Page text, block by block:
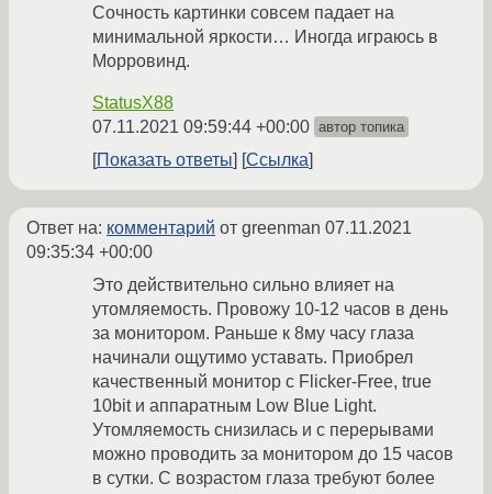
Сочность картинки совсем падает на
минимальной яркости… Иногда играюсь в
Морровинд.
StatusX88
07.11.2021 09:59:44 +00:00 автор топика
Показать ответы Ссылка
Ответ на: комментарий от greenman 07.11.2021
09:35:34 +00:00
Это действительно сильно влияет на
утомляемость. Провожу 10-12 часов в день
за монитором. Раньше к 8му часу глаза
начинали ощутимо уставать. Приобрел
качественный монитор с Flicker-Free, true
10bit и аппаратным Low Blue Light.
Утомляемость снизилась и с перерывами
можно проводить за монитором до 15 часов
в сутки. С возрастом глаза требуют более